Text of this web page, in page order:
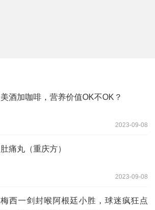
美酒加咖啡，营养价值OK不OK？
2023-09-08
肚痛丸（重庆方）
2023-09-08
梅西一剑封喉阿根廷小胜，球迷疯狂点